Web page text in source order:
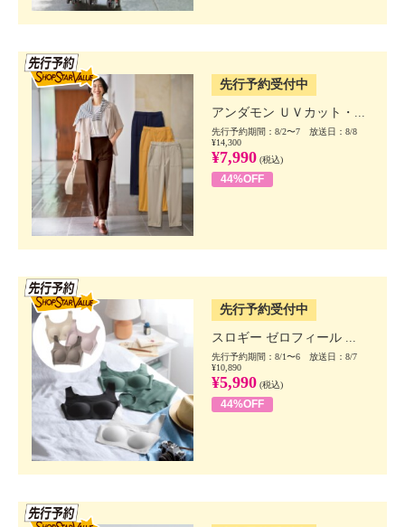
先行予約受付中
アンダモン ＵＶカット・...
先行予約期間：8/2〜7 放送日：8/8
¥14,300
¥7,990 (税込)
44%OFF
先行予約受付中
スロギー ゼロフィール ...
先行予約期間：8/1〜6 放送日：8/7
¥10,890
¥5,990 (税込)
44%OFF